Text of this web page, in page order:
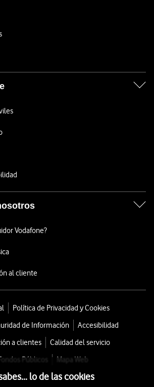
Vodafone?
al cliente
Política de Privacidad y Cookies
de Información
Accesibilidad
a clientes
Calidad del servicio
Públicos
Mapa Web
lo de las cookies